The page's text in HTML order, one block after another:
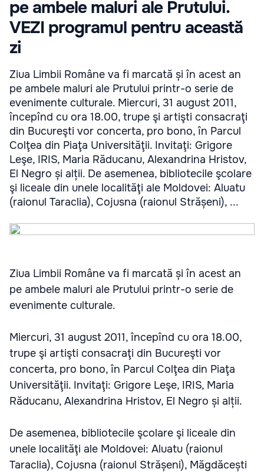
pe ambele maluri ale Prutului.
VEZI programul pentru această
zi
Ziua Limbii Române va fi marcată și în acest an
pe ambele maluri ale Prutului printr-o serie de
evenimente culturale. Miercuri, 31 august 2011,
începînd cu ora 18.00, trupe şi artişti consacraţi
din Bucureşti vor concerta, pro bono, în Parcul
Colţea din Piaţa Universităţii. Invitaţi: Grigore
Leşe, IRIS, Maria Răducanu, Alexandrina Hristov,
El Negro și alții. De asemenea, bibliotecile şcolare
şi liceale din unele localităţi ale Moldovei: Aluatu
(raionul Taraclia), Cojusna (raionul Strășeni), ...
Ziua Limbii Române va fi marcată și în acest an
pe ambele maluri ale Prutului printr-o serie de
evenimente culturale.
Miercuri, 31 august 2011, începînd cu ora 18.00,
trupe şi artişti consacraţi din Bucureşti vor
concerta, pro bono, în Parcul Colţea din Piaţa
Universităţii. Invitaţi: Grigore Leşe, IRIS, Maria
Răducanu, Alexandrina Hristov, El Negro și alții.
De asemenea, bibliotecile şcolare şi liceale din
unele localităţi ale Moldovei: Aluatu (raionul
Taraclia), Cojusna (raionul Strășeni), Măgdăcești